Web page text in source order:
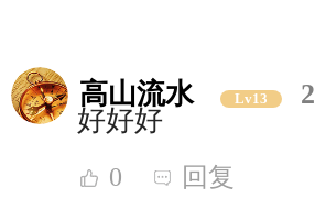
高山流水 Lv13
好好好
0 回复